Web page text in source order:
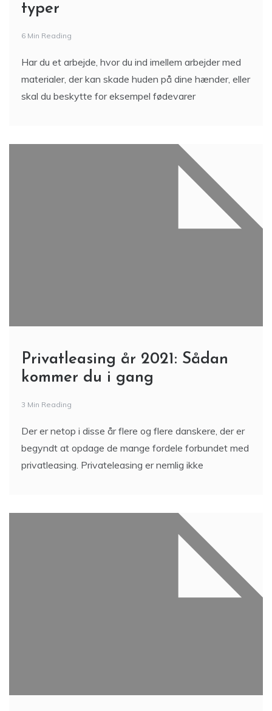
typer
6 Min Reading
Har du et arbejde, hvor du ind imellem arbejder med
materialer, der kan skade huden på dine hænder, eller
skal du beskytte for eksempel fødevarer
Privatleasing år 2021: Sådan
kommer du i gang
3 Min Reading
Der er netop i disse år flere og flere danskere, der er
begyndt at opdage de mange fordele forbundet med
privatleasing. Privateleasing er nemlig ikke